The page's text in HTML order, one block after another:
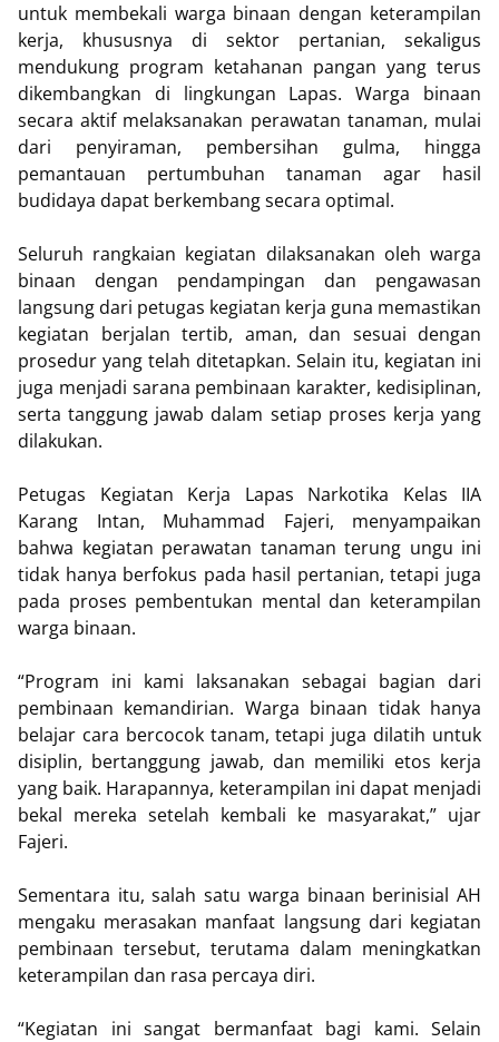
untuk membekali warga binaan dengan keterampilan
kerja, khususnya di sektor pertanian, sekaligus
mendukung program ketahanan pangan yang terus
dikembangkan di lingkungan Lapas. Warga binaan
secara aktif melaksanakan perawatan tanaman, mulai
dari penyiraman, pembersihan gulma, hingga
pemantauan pertumbuhan tanaman agar hasil
budidaya dapat berkembang secara optimal.
Seluruh rangkaian kegiatan dilaksanakan oleh warga
binaan dengan pendampingan dan pengawasan
langsung dari petugas kegiatan kerja guna memastikan
kegiatan berjalan tertib, aman, dan sesuai dengan
prosedur yang telah ditetapkan. Selain itu, kegiatan ini
juga menjadi sarana pembinaan karakter, kedisiplinan,
serta tanggung jawab dalam setiap proses kerja yang
dilakukan.
Petugas Kegiatan Kerja Lapas Narkotika Kelas IIA
Karang Intan, Muhammad Fajeri, menyampaikan
bahwa kegiatan perawatan tanaman terung ungu ini
tidak hanya berfokus pada hasil pertanian, tetapi juga
pada proses pembentukan mental dan keterampilan
warga binaan.
“Program ini kami laksanakan sebagai bagian dari
pembinaan kemandirian. Warga binaan tidak hanya
belajar cara bercocok tanam, tetapi juga dilatih untuk
disiplin, bertanggung jawab, dan memiliki etos kerja
yang baik. Harapannya, keterampilan ini dapat menjadi
bekal mereka setelah kembali ke masyarakat,” ujar
Fajeri.
Sementara itu, salah satu warga binaan berinisial AH
mengaku merasakan manfaat langsung dari kegiatan
pembinaan tersebut, terutama dalam meningkatkan
keterampilan dan rasa percaya diri.
“Kegiatan ini sangat bermanfaat bagi kami. Selain